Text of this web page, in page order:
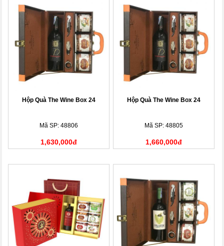
Hộp Quà The Wine Box 24
Mã SP: 48806
1,630,000đ
Hộp Quà The Wine Box 24
Mã SP: 48805
1,660,000đ